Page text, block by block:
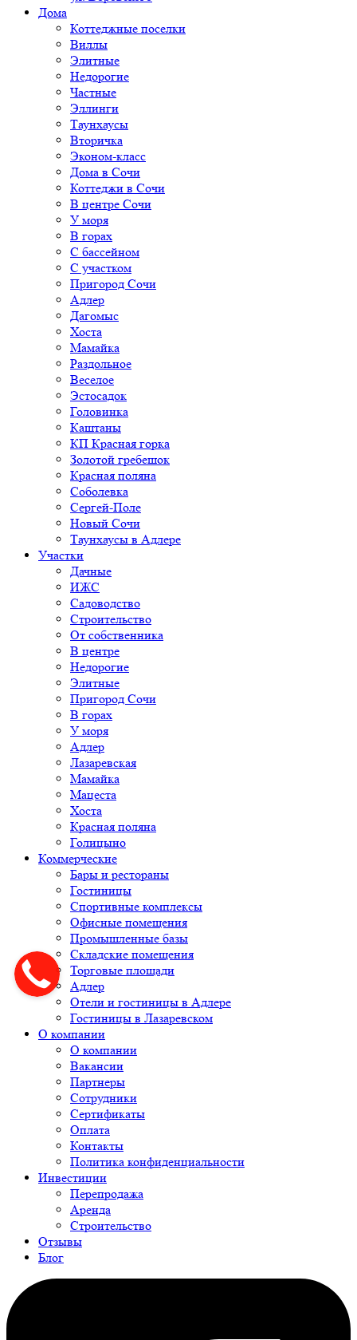
Дома
Коттеджные поселки
Виллы
Элитные
Недорогие
Частные
Эллинги
Таунхаусы
Вторичка
Эконом-класс
Дома в Сочи
Коттеджи в Сочи
В центре Сочи
У моря
В горах
С бассейном
С участком
Пригород Сочи
Адлер
Дагомыс
Хоста
Мамайка
Раздольное
Веселое
Эстосадок
Головинка
Каштаны
КП Красная горка
Золотой гребешок
Красная поляна
Соболевка
Сергей-Поле
Новый Сочи
Таунхаусы в Адлере
Участки
Дачные
ИЖС
Садоводство
Строительство
От собственника
В центре
Недорогие
Элитные
Пригород Сочи
В горах
У моря
Адлер
Лазаревская
Мамайка
Мацеста
Хоста
Красная поляна
Голицыно
Коммерческие
Бары и рестораны
Гостиницы
Спортивные комплексы
Офисные помещения
Промышленные базы
Складские помещения
Торговые площади
Адлер
Отели и гостиницы в Адлере
Гостиницы в Лазаревском
О компании
О компании
Вакансии
Партнеры
Сотрудники
Сертификаты
Оплата
Контакты
Политика конфиденциальности
Инвестиции
Перепродажа
Аренда
Строительство
Отзывы
Блог